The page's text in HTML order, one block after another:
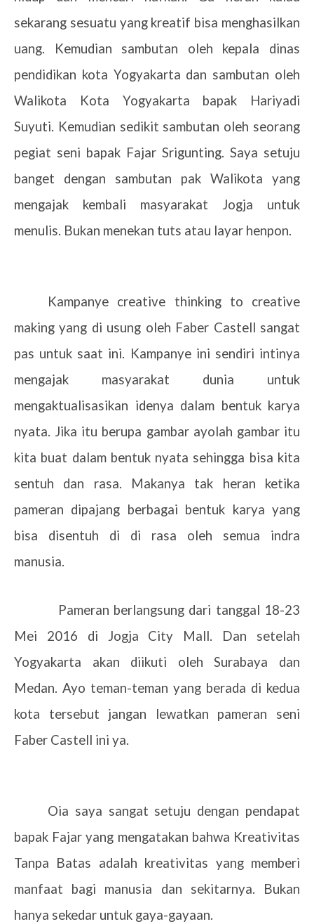
sekarang sesuatu yang kreatif bisa menghasilkan
uang. Kemudian sambutan oleh kepala dinas
pendidikan kota Yogyakarta dan sambutan oleh
Walikota Kota Yogyakarta bapak Hariyadi
Suyuti. Kemudian sedikit sambutan oleh seorang
pegiat seni bapak Fajar Srigunting. Saya setuju
banget dengan sambutan pak Walikota yang
mengajak kembali masyarakat Jogja untuk
menulis. Bukan menekan tuts atau layar henpon.
Kampanye creative thinking to creative
making yang di usung oleh Faber Castell sangat
pas untuk saat ini. Kampanye ini sendiri intinya
mengajak masyarakat dunia untuk
mengaktualisasikan idenya dalam bentuk karya
nyata. Jika itu berupa gambar ayolah gambar itu
kita buat dalam bentuk nyata sehingga bisa kita
sentuh dan rasa. Makanya tak heran ketika
pameran dipajang berbagai bentuk karya yang
bisa disentuh di di rasa oleh semua indra
manusia.
Pameran berlangsung dari tanggal 18-23
Mei 2016 di Jogja City Mall. Dan setelah
Yogyakarta akan diikuti oleh Surabaya dan
Medan. Ayo teman-teman yang berada di kedua
kota tersebut jangan lewatkan pameran seni
Faber Castell ini ya.
Oia saya sangat setuju dengan pendapat
bapak Fajar yang mengatakan bahwa Kreativitas
Tanpa Batas adalah kreativitas yang memberi
manfaat bagi manusia dan sekitarnya. Bukan
hanya sekedar untuk gaya-gayaan.